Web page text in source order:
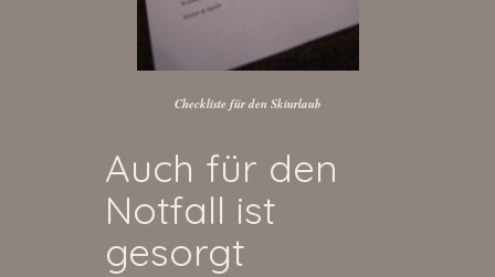
Checkliste für den Skiurlaub
Auch für den
Notfall ist
gesorgt